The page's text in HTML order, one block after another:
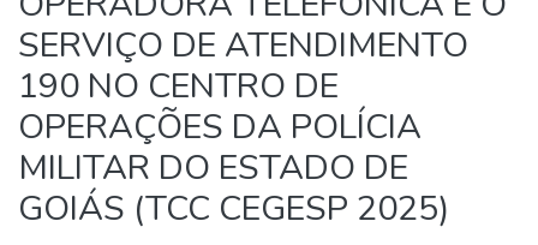
SERVIÇO DE ATENDIMENTO
190 NO CENTRO DE
OPERAÇÕES DA POLÍCIA
MILITAR DO ESTADO DE
GOIÁS (TCC CEGESP 2025)